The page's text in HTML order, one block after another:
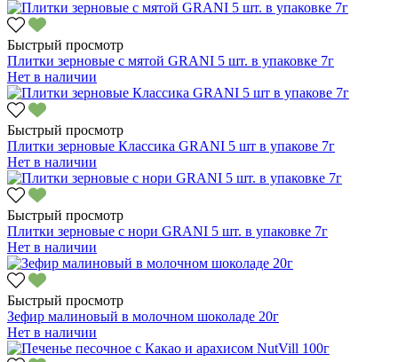
Быстрый просмотр
Плитки зерновые с мятой GRANI 5 шт. в упаковке 7г
Нет в наличии
Быстрый просмотр
Плитки зерновые Классика GRANI 5 шт в упакове 7г
Нет в наличии
Быстрый просмотр
Плитки зерновые с нори GRANI 5 шт. в упаковке 7г
Нет в наличии
Быстрый просмотр
Зефир малиновый в молочном шоколаде 20г
Нет в наличии